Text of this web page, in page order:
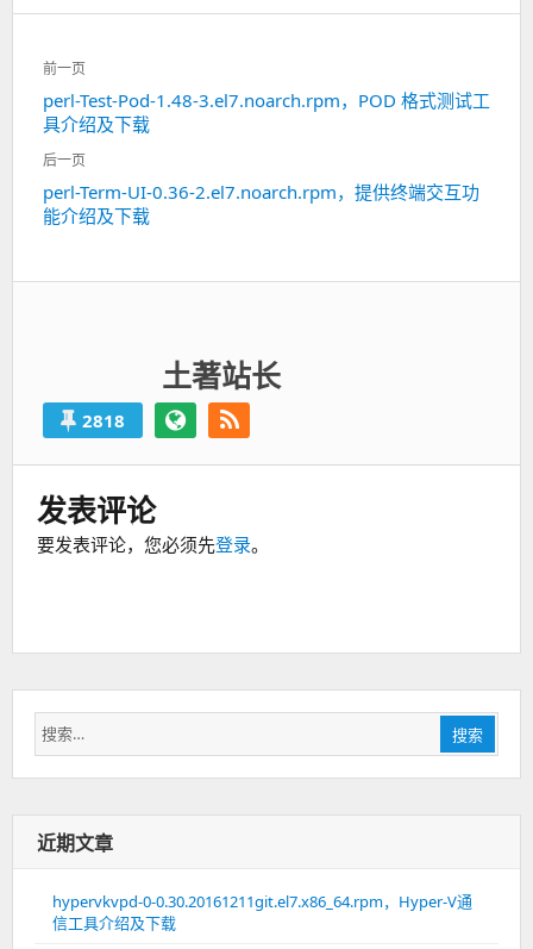
文
章
导
航
前一页
上
一
篇：
perl-Test-Pod-1.48-3.el7.noarch.rpm，POD 格式测试工
具介绍及下载
后一页
下
一
perl-Term-UI-0.36-2.el7.noarch.rpm，提供终端交互功
能介绍及下载
土著站长
2818
发表评论
要发表评论，您必须先登录。
搜
索：
搜索
近期文章
hypervkvpd-0-0.30.20161211git.el7.x86_64.rpm，Hyper-V通
信工具介绍及下载